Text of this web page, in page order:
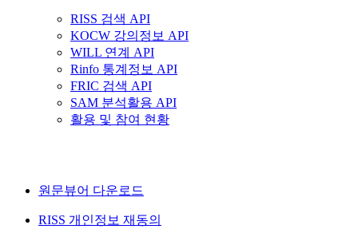
RISS 검색 API
KOCW 강의정보 API
WILL 연계 API
Rinfo 통계정보 API
FRIC 검색 API
SAM 분석활용 API
활용 및 참여 현황
원문뷰어 다운로드
RISS 개인정보 재동의